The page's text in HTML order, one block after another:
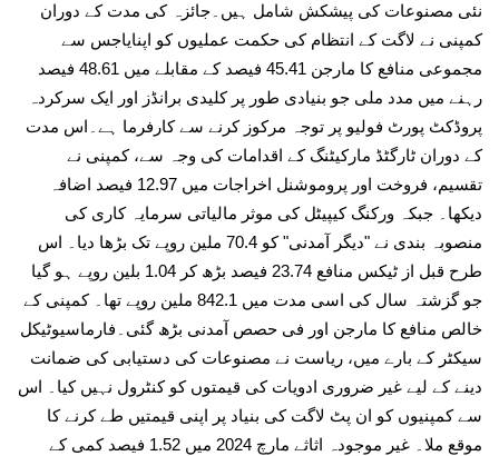
نئی مصنوعات کی پیشکش شامل ہیں۔جائزہ کی مدت کے دوران
کمپنی نے لاگت کے انتظام کی حکمت عملیوں کو اپنایاجس سے
مجموعی منافع کا مارجن 45.41 فیصد کے مقابلے میں 48.61 فیصد
رہنے میں مدد ملی جو بنیادی طور پر کلیدی برانڈز اور ایک سرکردہ
پروڈکٹ پورٹ فولیو پر توجہ مرکوز کرنے سے کارفرما ہے۔اس مدت
کے دوران ٹارگٹڈ مارکیٹنگ کے اقدامات کی وجہ سے، کمپنی نے
تقسیم، فروخت اور پروموشنل اخراجات میں 12.97 فیصد اضافہ
دیکھا۔ جبکہ ورکنگ کیپیٹل کی موثر مالیاتی سرمایہ کاری کی
منصوبہ بندی نے "دیگر آمدنی" کو 70.4 ملین روپے تک بڑھا دیا۔ اس
طرح قبل از ٹیکس منافع 23.74 فیصد بڑھ کر 1.04 بلین روپے ہو گیا
جو گزشتہ سال کی اسی مدت میں 842.1 ملین روپے تھا۔ کمپنی کے
خالص منافع کا مارجن اور فی حصص آمدنی بڑھ گئی۔فارماسیوٹیکل
سیکٹر کے بارے میں، ریاست نے مصنوعات کی دستیابی کی ضمانت
دینے کے لیے غیر ضروری ادویات کی قیمتوں کو کنٹرول نہیں کیا۔ اس
سے کمپنیوں کو ان پٹ لاگت کی بنیاد پر اپنی قیمتیں طے کرنے کا
موقع ملا۔ غیر موجودہ اثاثے مارچ 2024 میں 1.52 فیصد کمی کے